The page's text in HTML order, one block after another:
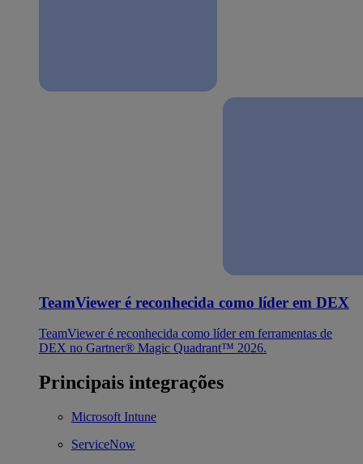
TeamViewer é reconhecida como líder em DEX
TeamViewer é reconhecida como líder em ferramentas de
DEX no Gartner® Magic Quadrant™ 2026.
Principais integrações
Microsoft Intune
ServiceNow